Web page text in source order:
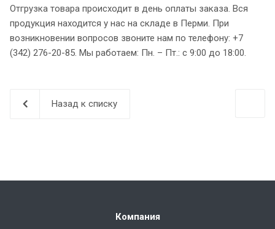
Отгрузка товара происходит в день оплаты заказа. Вся
продукция находится у нас на складе в Перми. При
возникновении вопросов звоните нам по телефону: +7
(342) 276-20-85. Мы работаем: Пн. – Пт.: с 9:00 до 18:00.
Назад к списку
Компания